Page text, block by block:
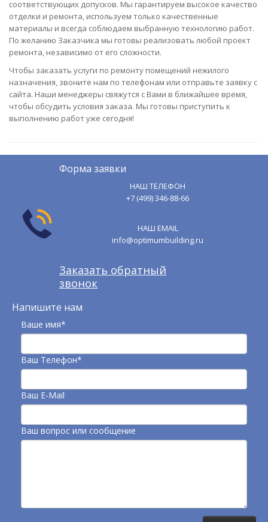
соответствующих допусков. Мы гарантируем высокое качество
отделки и ремонта, используем только качественные
материалы и всегда соблюдаем выбранную технологию работ.
По желанию Заказчика мы готовы реализовать любой проект
ремонта, независимо от его сложности.
Чтобы заказать услуги по ремонту помещений нежилого
назначения, звоните нам по телефонам или отправьте заявку с
сайта. Наши менеджеры свяжутся с Вами в ближайшее время,
чтобы обсудить условия заказа. Мы готовы приступить к
выполнению работ уже сегодня!
Форма заявки
НАШ ТЕЛЕФОН
+7 (499) 346-88-66
НАШ EMAIL
info@optimumbuilding.ru
Заказать обратный
звонок
Напишите нам
Ваше имя*
Ваш Телефон*
Ваш E-Mail
Ваш вопрос или сообщение